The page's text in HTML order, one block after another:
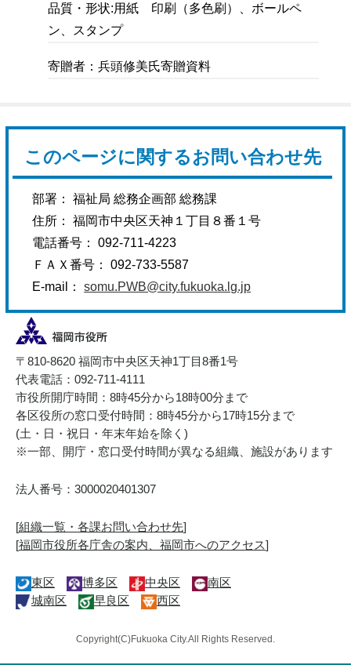
品質・形状:用紙 印刷（多色刷）、ボールペ
ン、スタンプ
寄贈者：兵頭修美氏寄贈資料
このページに関するお問い合わせ先
部署： 福祉局 総務企画部 総務課
住所： 福岡市中央区天神１丁目８番１号
電話番号： 092-711-4223
ＦＡＸ番号： 092-733-5587
E-mail：somu.PWB@city.fukuoka.lg.jp
〒810-8620 福岡市中央区天神1丁目8番1号
代表電話：092-711-4111
市役所開庁時間：8時45分から18時00分まで
各区役所の窓口受付時間：8時45分から17時15分まで
(土・日・祝日・年末年始を除く)
※一部、開庁・窓口受付時間が異なる組織、施設があります
法人番号：3000020401307
[組織一覧・各課お問い合わせ先]
[福岡市役所各庁舎の案内、福岡市へのアクセス]
東区 博多区 中央区
南区
城南区
早良区 西区
Copyright(C)Fukuoka City.All Rights Reserved.